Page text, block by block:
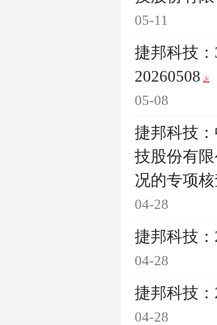
05-11
捷邦科技
20260508
05-08
捷邦科技
技股份有
况的专项
04-28
捷邦科技
04-28
捷邦科技
04-28